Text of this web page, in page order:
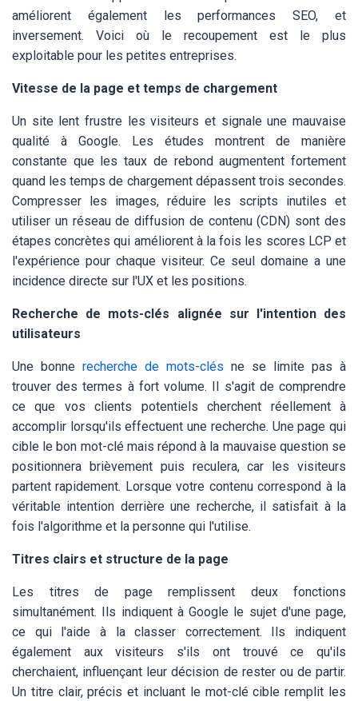
améliorent également les performances SEO, et
inversement. Voici où le recoupement est le plus
exploitable pour les petites entreprises.
Vitesse de la page et temps de chargement
Un site lent frustre les visiteurs et signale une mauvaise
qualité à Google. Les études montrent de manière
constante que les taux de rebond augmentent fortement
quand les temps de chargement dépassent trois secondes.
Compresser les images, réduire les scripts inutiles et
utiliser un réseau de diffusion de contenu (CDN) sont des
étapes concrètes qui améliorent à la fois les scores LCP et
l'expérience pour chaque visiteur. Ce seul domaine a une
incidence directe sur l'UX et les positions.
Recherche de mots-clés alignée sur l'intention des
utilisateurs
Une bonne recherche de mots-clés ne se limite pas à
trouver des termes à fort volume. Il s'agit de comprendre
ce que vos clients potentiels cherchent réellement à
accomplir lorsqu'ils effectuent une recherche. Une page qui
cible le bon mot-clé mais répond à la mauvaise question se
positionnera brièvement puis reculera, car les visiteurs
partent rapidement. Lorsque votre contenu correspond à la
véritable intention derrière une recherche, il satisfait à la
fois l'algorithme et la personne qui l'utilise.
Titres clairs et structure de la page
Les titres de page remplissent deux fonctions
simultanément. Ils indiquent à Google le sujet d'une page,
ce qui l'aide à la classer correctement. Ils indiquent
également aux visiteurs s'ils ont trouvé ce qu'ils
cherchaient, influençant leur décision de rester ou de partir.
Un titre clair, précis et incluant le mot-clé cible remplit les